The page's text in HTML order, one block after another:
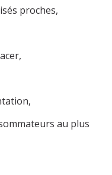
proches,
au plus